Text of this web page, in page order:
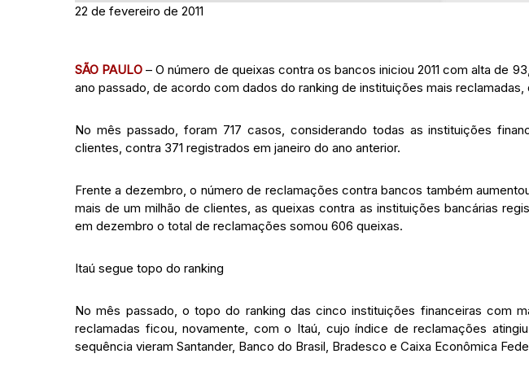
22 de fevereiro de 2011
SÃO PAULO – O número de queixas contra os bancos iniciou 2011 com alta de
ano passado, de acordo com dados do ranking de instituições mais reclamadas,
No mês passado, foram 717 casos, considerando todas as instituições
clientes, contra 371 registrados em janeiro do ano anterior.
Frente a dezembro, o número de reclamações contra bancos também
mais de um milhão de clientes, as queixas contra as instituições bancárias
em dezembro o total de reclamações somou 606 queixas.
Itaú segue topo do ranking
No mês passado, o topo do ranking das cinco instituições financeiras com
reclamadas ficou, novamente, com o Itaú, cujo índice de reclamações
sequência vieram Santander, Banco do Brasil, Bradesco e Caixa Econômica